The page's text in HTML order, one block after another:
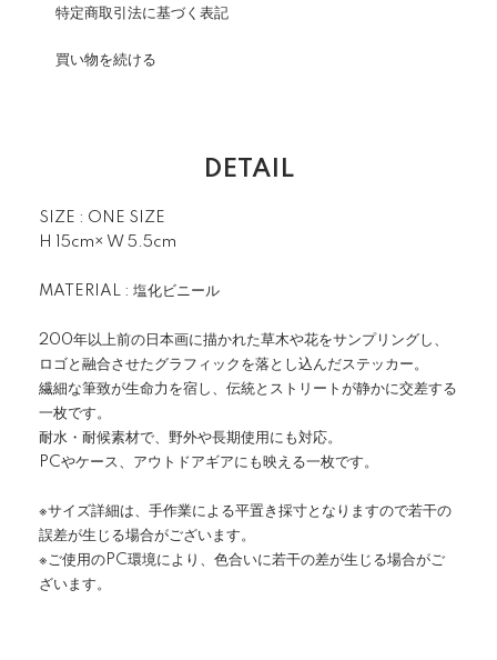
特定商取引法に基づく表記
買い物を続ける
DETAIL
SIZE : ONE SIZE
H 15cm× W 5.5cm
MATERIAL : 塩化ビニール
200年以上前の日本画に描かれた草木や花をサンプリングし、
ロゴと融合させたグラフィックを落とし込んだステッカー。
繊細な筆致が生命力を宿し、伝統とストリートが静かに交差する
一枚です。
耐水・耐候素材で、野外や長期使用にも対応。
PCやケース、アウトドアギアにも映える一枚です。
※サイズ詳細は、手作業による平置き採寸となりますので若干の
誤差が生じる場合がございます。
※ご使用のPC環境により、色合いに若干の差が生じる場合がご
ざいます。